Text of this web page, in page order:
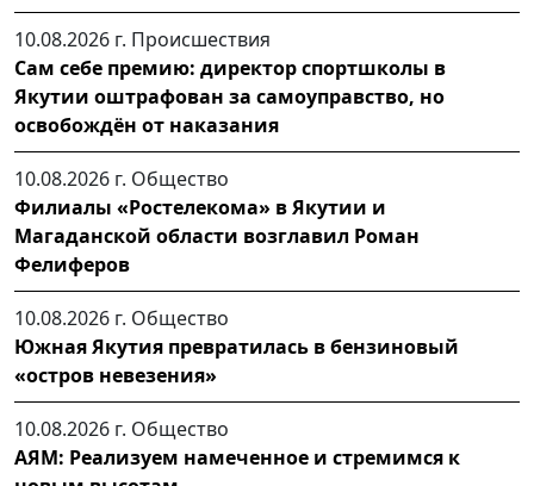
10.08.2026 г. Происшествия
Сам себе премию: директор спортшколы в
Якутии оштрафован за самоуправство, но
освобождён от наказания
10.08.2026 г. Общество
Филиалы «Ростелекома» в Якутии и
Магаданской области возглавил Роман
Фелиферов
10.08.2026 г. Общество
Южная Якутия превратилась в бензиновый
«остров невезения»
10.08.2026 г. Общество
АЯМ: Реализуем намеченное и стремимся к